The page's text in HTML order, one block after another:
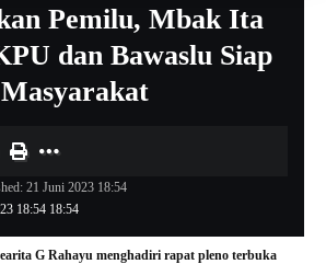
Pemilu, Mbak Ita
dan Bawaslu Siap
18:54 18:54
21 Juni 2023 18:54
G Rahayu menghadiri rapat pleno terbuka